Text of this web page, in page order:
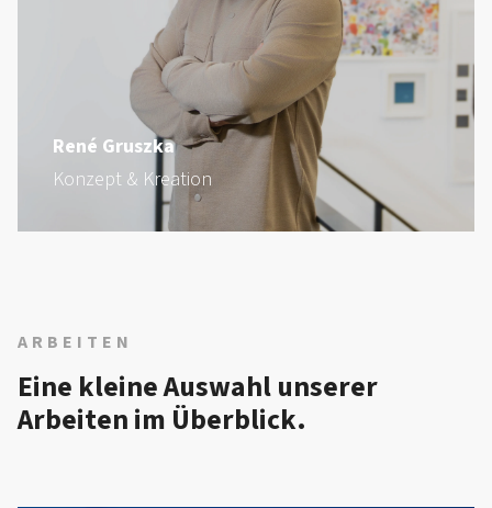
René Gruszka
Konzept & Kreation
ARBEITEN
Eine kleine Auswahl unserer
Arbeiten im Überblick.